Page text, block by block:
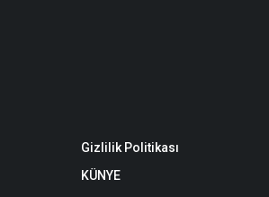
Gizlilik Politikası
KÜNYE